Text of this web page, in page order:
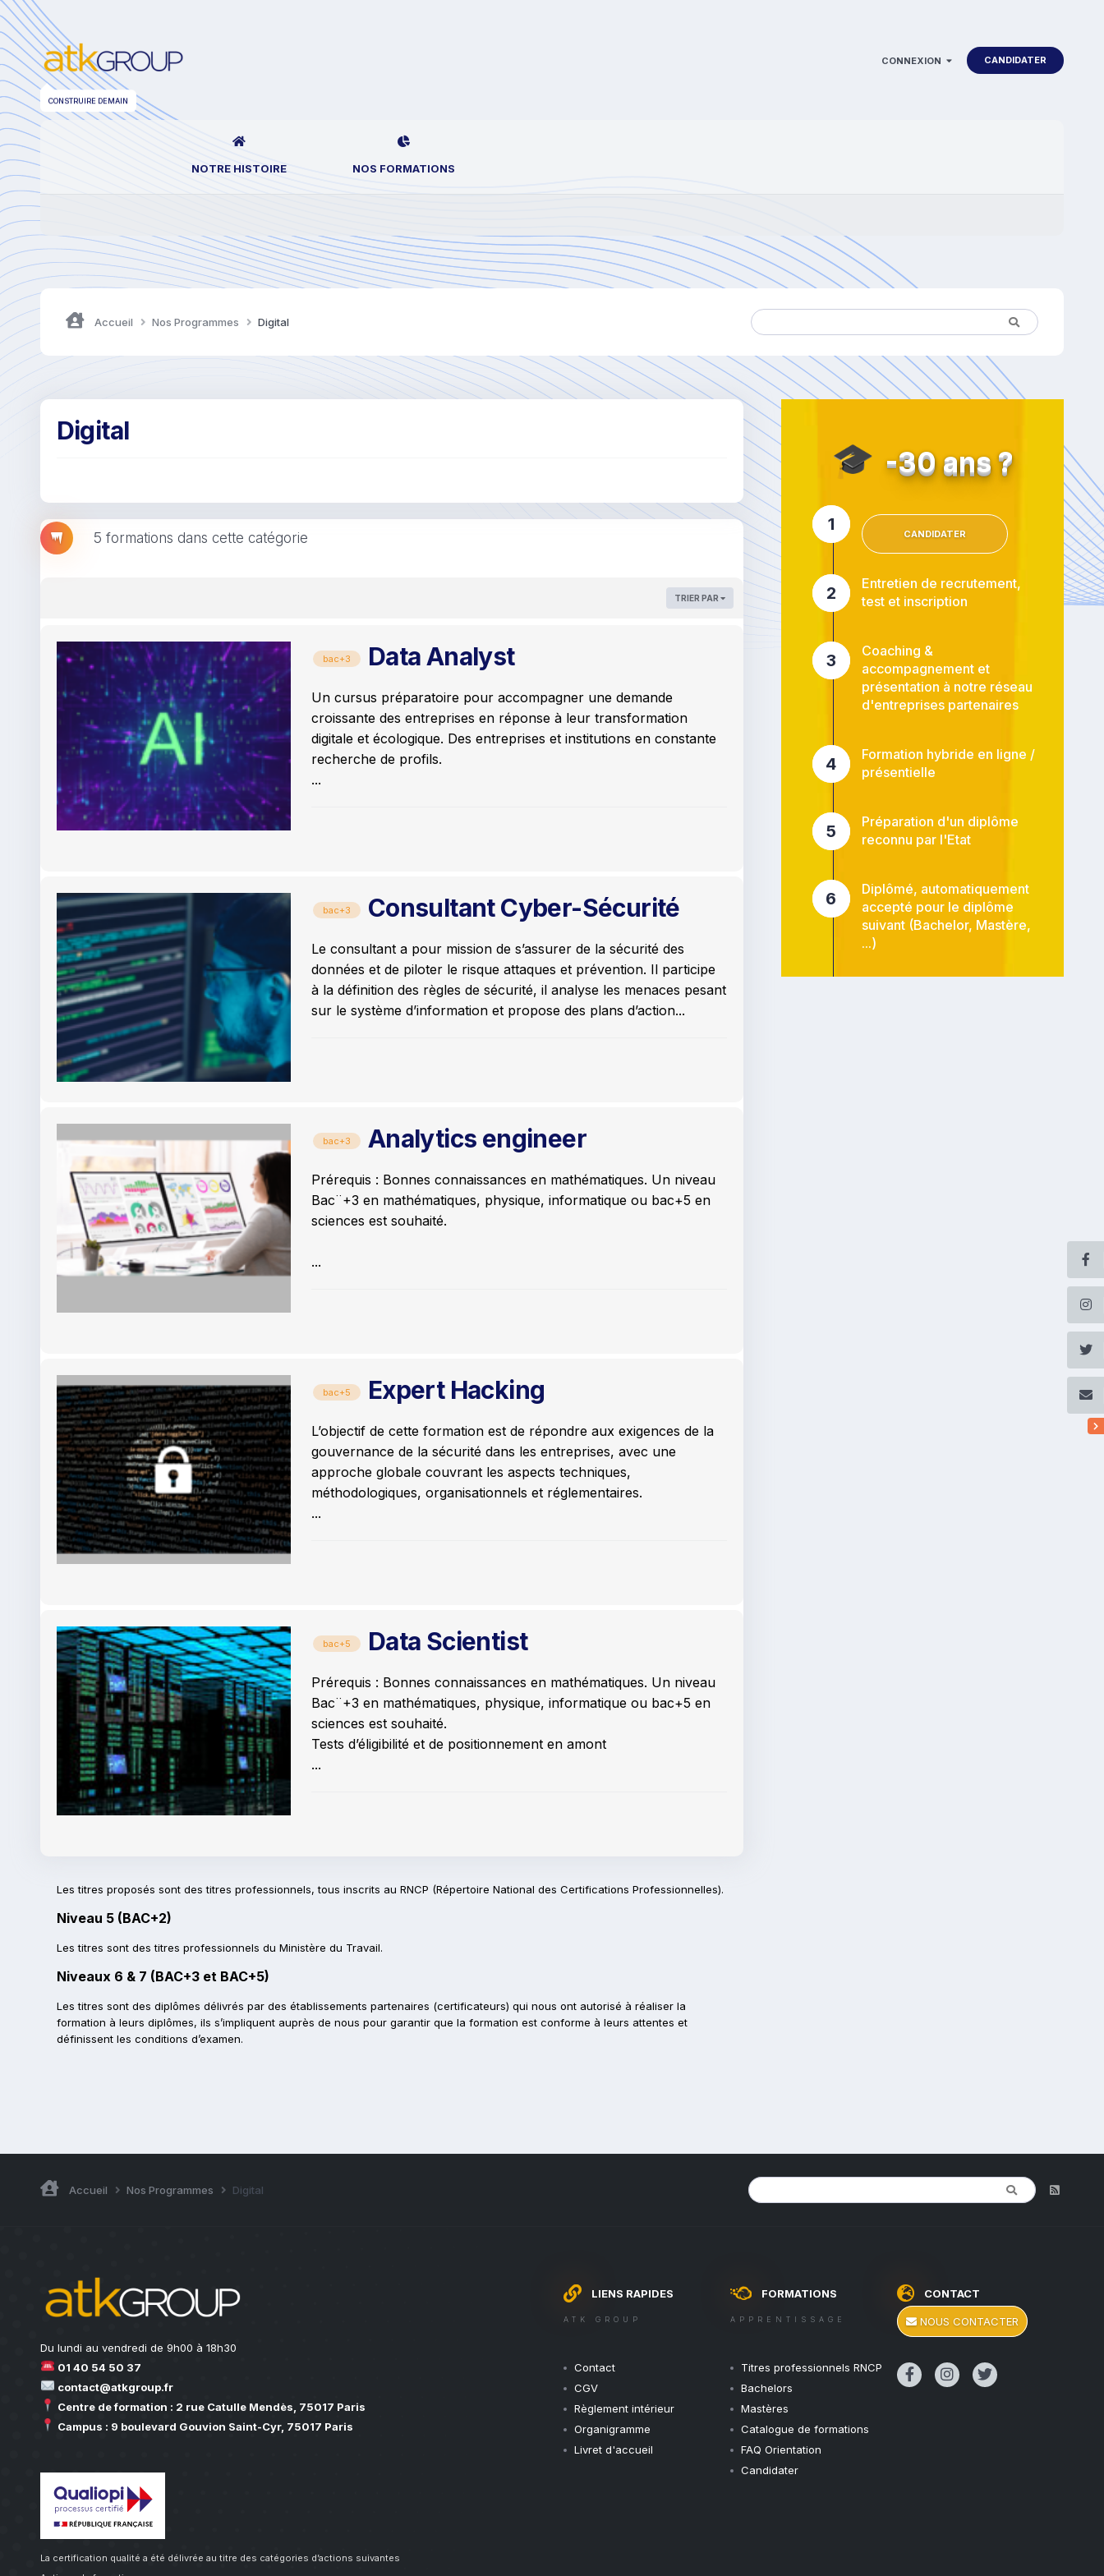
CONSTRUIRE DEMAIN
CONNEXION CANDIDATER
NOTRE HISTOIRE NOS FORMATIONS
Accueil Nos Programmes Digital
Digital
5 formations dans cette catégorie
TRIER PAR
bac+3 Data Analyst
Un cursus préparatoire pour accompagner une demande
croissante des entreprises en réponse à leur transformation
digitale et écologique. Des entreprises et institutions en constante
recherche de profils.
...
bac+3 Consultant Cyber-Sécurité
Le consultant a pour mission de s’assurer de la sécurité des
données et de piloter le risque attaques et prévention. Il participe
à la définition des règles de sécurité, il analyse les menaces pesant
sur le système d’information et propose des plans d’action...
bac+3 Analytics engineer
Prérequis : Bonnes connaissances en mathématiques. Un niveau
Bac¨+3 en mathématiques, physique, informatique ou bac+5 en
sciences est souhaité.
...
bac+5 Expert Hacking
L’objectif de cette formation est de répondre aux exigences de la
gouvernance de la sécurité dans les entreprises, avec une
approche globale couvrant les aspects techniques,
méthodologiques, organisationnels et réglementaires.
...
bac+5 Data Scientist
Prérequis : Bonnes connaissances en mathématiques. Un niveau
Bac¨+3 en mathématiques, physique, informatique ou bac+5 en
sciences est souhaité.
Tests d’éligibilité et de positionnement en amont
...
Les titres proposés sont des titres professionnels, tous inscrits au RNCP (Répertoire National des Certifications Professionnelles).
Niveau 5 (BAC+2)
Les titres sont des titres professionnels du Ministère du Travail.
Niveaux 6 & 7 (BAC+3 et BAC+5)
Les titres sont des diplômes délivrés par des établissements partenaires (certificateurs) qui nous ont autorisé à réaliser la
formation à leurs diplômes, ils s’impliquent auprès de nous pour garantir que la formation est conforme à leurs attentes et
définissent les conditions d’examen.
🎓 -30 ans ?
1 CANDIDATER
2
Entretien de recrutement,
test et inscription
3
Coaching &
accompagnement et
présentation à notre réseau
d'entreprises partenaires
4
Formation hybride en ligne /
présentielle
5
Préparation d'un diplôme
reconnu par l'Etat
6
Diplômé, automatiquement
accepté pour le diplôme
suivant (Bachelor, Mastère,
...)
Accueil Nos Programmes Digital
Du lundi au vendredi de 9h00 à 18h30
01 40 54 50 37
contact@atkgroup.fr
Centre de formation : 2 rue Catulle Mendès, 75017 Paris
Campus : 9 boulevard Gouvion Saint-Cyr, 75017 Paris
La certification qualité a été délivrée au titre des catégories d’actions suivantes
LIENS RAPIDES
ATK GROUP
Contact
CGV
Règlement intérieur
Organigramme
Livret d'accueil
FORMATIONS
APPRENTISSAGE
Titres professionnels RNCP
Bachelors
Mastères
Catalogue de formations
FAQ Orientation
Candidater
CONTACT
NOUS CONTACTER